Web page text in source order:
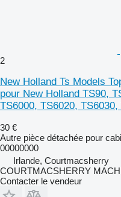
2
New Holland Ts Models
pour New Holland TS90,
TS6000, TS6020, TS6030,
30 €
Autre pièce détachée pour
00000000
Irlande, Courtmacsherry
COURTMACSHERRY
Contacter le vendeur